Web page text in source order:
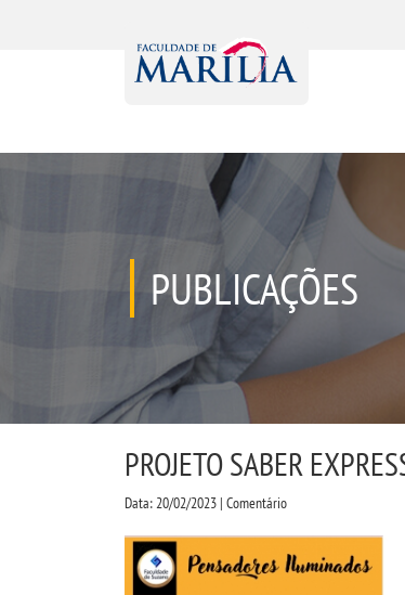
PUBLICAÇÕES
PROJETO SABER
Data: 20/02/2023 | Comentário